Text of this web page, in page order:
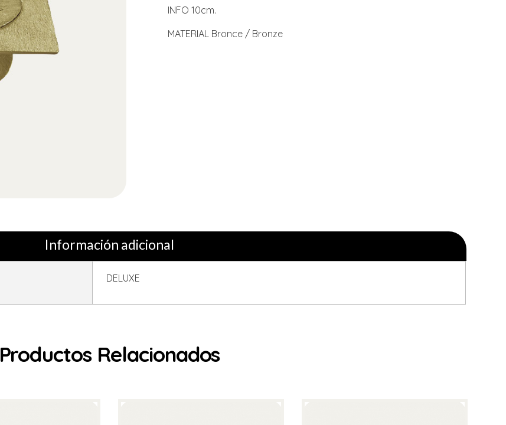
INFO 10cm.
MATERIAL Bronce / Bronze
Información adicional
DELUXE
Productos Relacionados